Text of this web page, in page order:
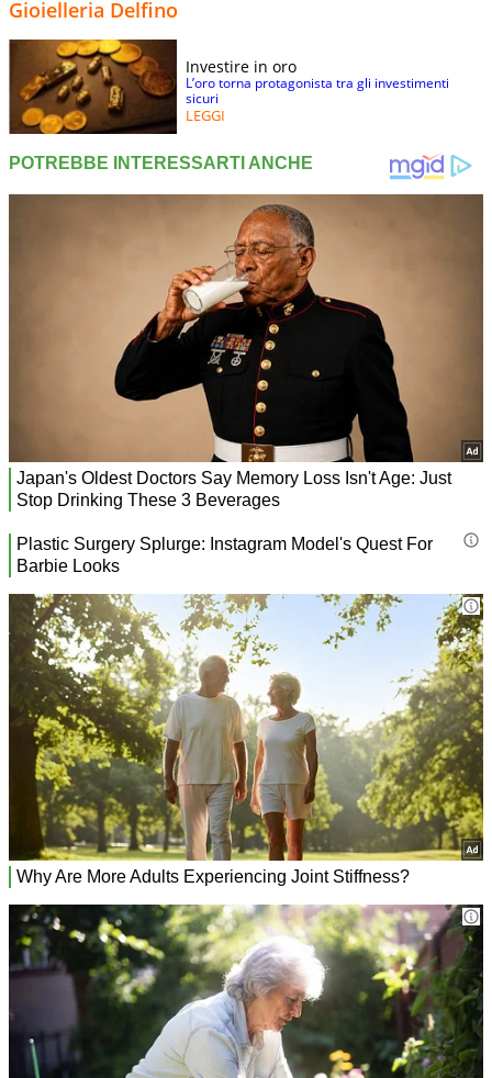
Gioielleria Delfino
Investire in oro
L’oro torna protagonista tra gli investimenti
sicuri
LEGGI